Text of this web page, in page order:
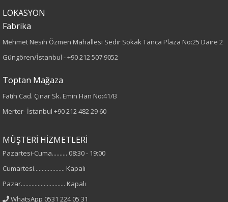
Kumaş Tipi
Desen
Düz
Nakışlı
%100 Polyester
Yaka Tipi
LOKASYON
Fabrika
Mehmet Nesih Özmen Mahallesi Sedir Sokak Tanca Plaza No:25 Daire 2
Güngören/İstanbul -+90 212 507 9052
Toptan Mağaza
Fatih Cad. Çınar Sk. Emin Han No:41/B
Merter- İstanbul +90 212 482 29 60
MÜŞTERİ HİZMETLERİ
Pazartesi-Cuma.......... 08:30 - 19:00
Cumartesi.................... Kapalı
Pazar............................. Kapalı
WhatsApp 0531 224 05 31